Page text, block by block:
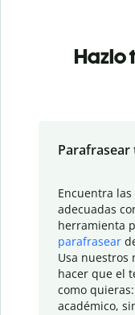
Hazlo
Parafrasear
Encuentra
adecuadas
herramienta
parafrasear
Usa nuestros
hacer que el
como
académico,